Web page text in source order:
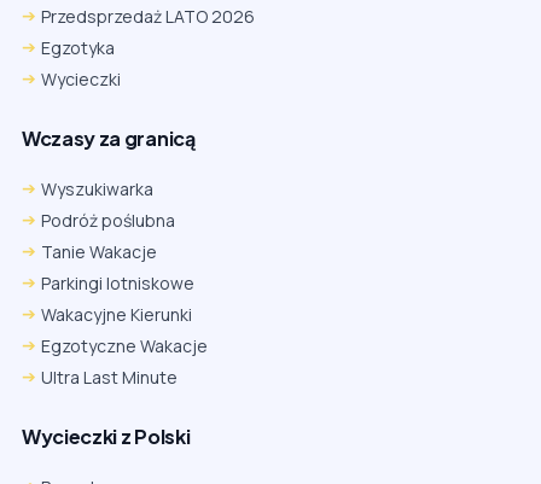
Przedsprzedaż LATO 2026
Egzotyka
Wycieczki
Wczasy za granicą
Wyszukiwarka
Podróż poślubna
Tanie Wakacje
Parkingi lotniskowe
Wakacyjne Kierunki
Egzotyczne Wakacje
Ultra Last Minute
Wycieczki z Polski